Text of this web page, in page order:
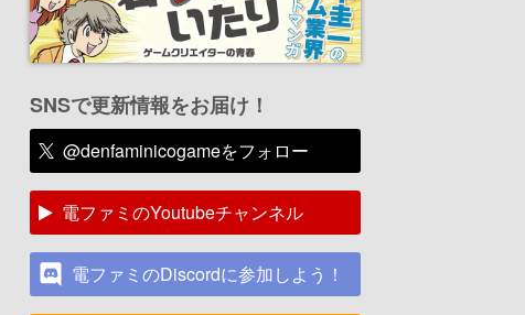
SNSで更新情報をお届け！
@denfaminicogameをフォロー
電ファミのYoutubeチャンネル
電ファミのDiscordに参加しよう！